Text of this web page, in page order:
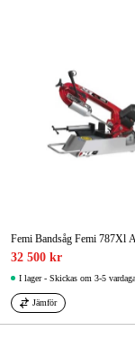
Femi Bandsåg Femi 787Xl
32 500 kr
I lager - Skickas om 3-5
Jämför